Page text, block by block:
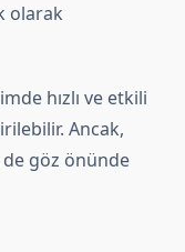
olarak
hızlı ve etkili
Ancak,
de göz önünde